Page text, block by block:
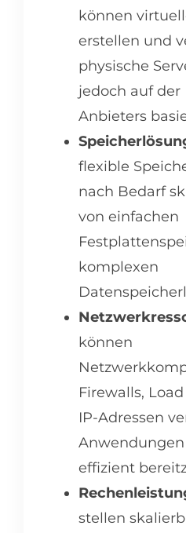
können
erstellen und
physische
jedoch auf der
Anbieters
flexible
nach Bedarf
von einfachen
komplexen
können
Firewalls,
IP-Adressen
effizient
stellen